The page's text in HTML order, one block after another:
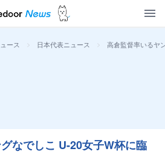
ース > 日本代表ニュース > 高倉監督率いるヤ
なでしこ U-20女子W杯に臨